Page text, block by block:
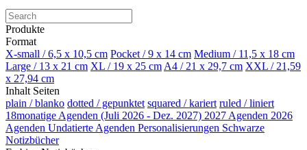
Produkte
Format
X-small / 6,5 x 10,5 cm Pocket / 9 x 14 cm Medium / 11,5 x 18 cm
Large / 13 x 21 cm XL / 19 x 25 cm A4 / 21 x 29,7 cm XXL / 21,59
x 27,94 cm
Inhalt Seiten
plain / blanko dotted / gepunktet squared / kariert ruled / liniert
18monatige Agenden (Juli 2026 - Dez. 2027) 2027 Agenden 2026
Agenden Undatierte Agenden Personalisierungen Schwarze
Notizbücher